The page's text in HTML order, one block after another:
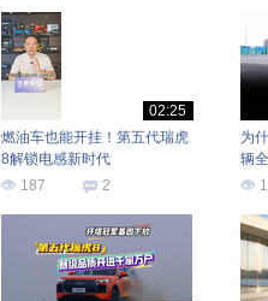
02:25
燃油车也能开挂！第五代瑞虎
8解锁电感新时代
187
2
为
辆